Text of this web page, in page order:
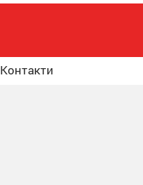
Контакти